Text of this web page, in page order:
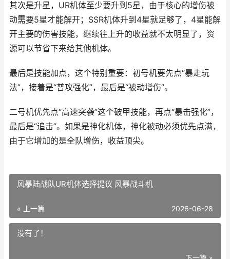
其次是升星，UR机体至少要升到5星，由于核心的增伤被
动需要5星才能解开；SSR机体升到4星就足够了，4星能解
开主要的伤害技能，继续往上升的收益就不太明显了，资
源可以节省下来给其他机体。
最后是技能加点，这个特别重要：初号机要先点“暴走玩
法”，接着是“普攻强化”，最后是“被动增伤”。
二号机优先点“高速突袭”这个破甲技能，再点“暴击强化”，
最后是“追击”。如果是神化机体，神化被动必须优先点满，
由于它增加的是全队增伤，收益顶尖。
风暴陆战队UR机体选择提议 风暴战斗机
« 上一篇 2026-06-28
没有了！